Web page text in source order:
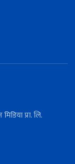
प्रा. लि.